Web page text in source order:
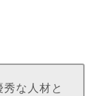
な人材と